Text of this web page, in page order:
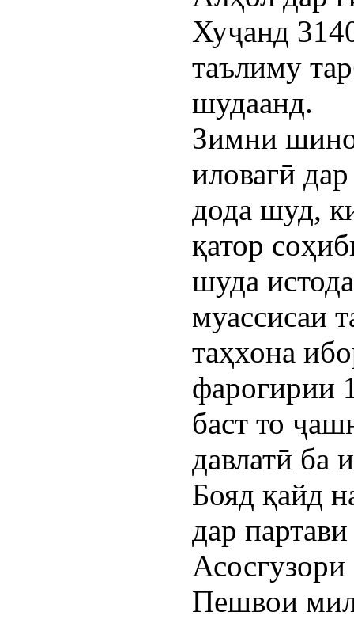
Хуҷанд
таълиму
шудаанд.
Зимни
иловагӣ
дода шуд,
қатор
шуда
муассисаи
таҳхона
фарогирии
баст то
давлатӣ ба
Бояд қайд
дар
Пешвои